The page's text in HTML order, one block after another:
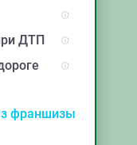
ДТП
франшизы